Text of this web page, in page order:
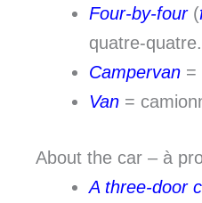
Four-by-four(
quatre-quatre.
Campervan =
Van =
About the car – à
A three-door